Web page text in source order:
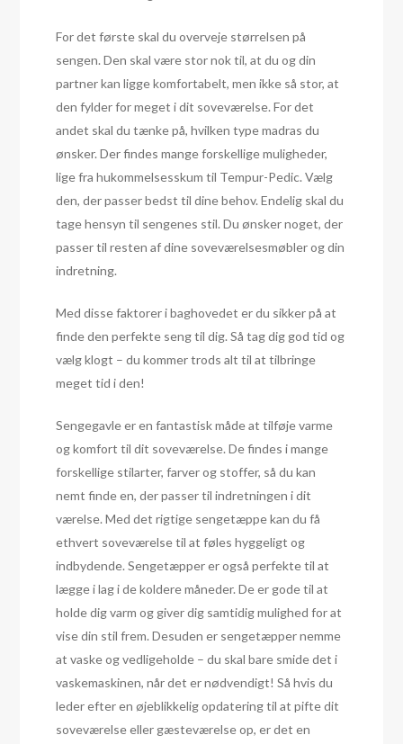
For det første skal du overveje størrelsen på
sengen. Den skal være stor nok til, at du og din
partner kan ligge komfortabelt, men ikke så stor, at
den fylder for meget i dit soveværelse. For det
andet skal du tænke på, hvilken type madras du
ønsker. Der findes mange forskellige muligheder,
lige fra hukommelsesskum til Tempur-Pedic. Vælg
den, der passer bedst til dine behov. Endelig skal du
tage hensyn til sengenes stil. Du ønsker noget, der
passer til resten af dine soveværelsesmøbler og din
indretning.
Med disse faktorer i baghovedet er du sikker på at
finde den perfekte seng til dig. Så tag dig god tid og
vælg klogt – du kommer trods alt til at tilbringe
meget tid i den!
Sengegavle er en fantastisk måde at tilføje varme
og komfort til dit soveværelse. De findes i mange
forskellige stilarter, farver og stoffer, så du kan
nemt finde en, der passer til indretningen i dit
værelse. Med det rigtige sengetæppe kan du få
ethvert soveværelse til at føles hyggeligt og
indbydende. Sengetæpper er også perfekte til at
lægge i lag i de koldere måneder. De er gode til at
holde dig varm og giver dig samtidig mulighed for at
vise din stil frem. Desuden er sengetæpper nemme
at vaske og vedligeholde – du skal bare smide det i
vaskemaskinen, når det er nødvendigt! Så hvis du
leder efter en øjeblikkelig opdatering til at pifte dit
soveværelse eller gæsteværelse op, er det en